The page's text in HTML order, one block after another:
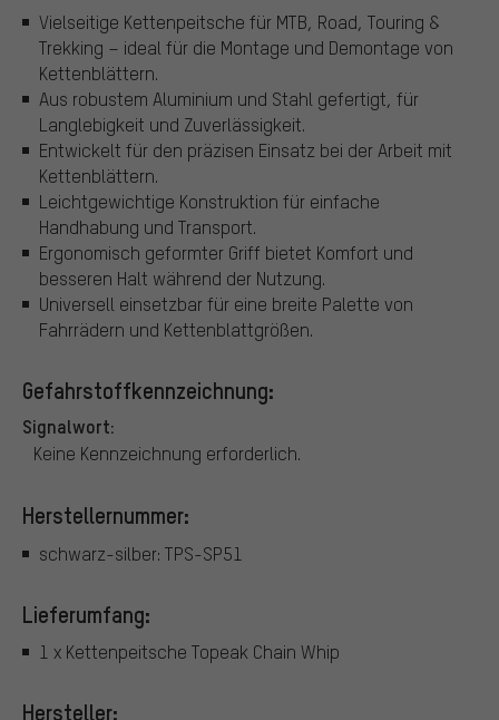
Vielseitige Kettenpeitsche für MTB, Road, Touring &
Trekking – ideal für die Montage und Demontage von
Kettenblättern.
Aus robustem Aluminium und Stahl gefertigt, für
Langlebigkeit und Zuverlässigkeit.
Entwickelt für den präzisen Einsatz bei der Arbeit mit
Kettenblättern.
Leichtgewichtige Konstruktion für einfache
Handhabung und Transport.
Ergonomisch geformter Griff bietet Komfort und
besseren Halt während der Nutzung.
Universell einsetzbar für eine breite Palette von
Fahrrädern und Kettenblattgrößen.
Gefahrstoffkennzeichnung:
Signalwort:
Keine Kennzeichnung erforderlich.
Herstellernummer:
schwarz-silber: TPS-SP51
Lieferumfang:
1 x Kettenpeitsche Topeak Chain Whip
Hersteller: